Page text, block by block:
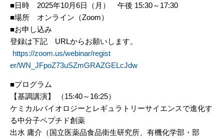
■日時 2025年10月6日（月） 午後 15:30～17:30
■場所 オンライン（Zoom）
■お申し込み
登録は下記 URLからお願いします。
https://zoom.us/webinar/regist
er/WN_JFpoZ73uSZmGRAZGELcJdw
■プログラム
【基調講演】 （15:40～16:25）
ケミカルバイオロジーとレギュラトリーサイエンスで進化す
る中分子ペプチド創薬
出水 庸介（国立医薬品食品衛生研究所、有機化学部・部